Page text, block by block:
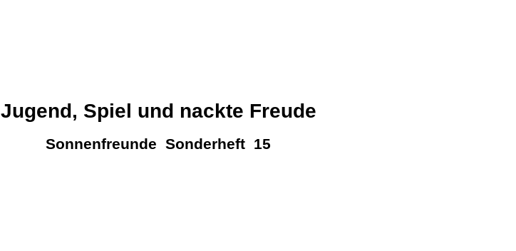
Jugend, Spiel und nackte Freude
Sonnenfreunde Sonderheft 15